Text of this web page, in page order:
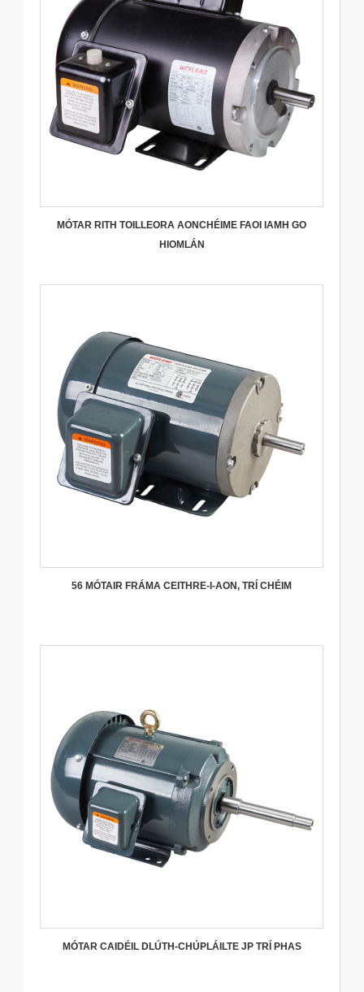
MÓTAR RITH TOILLEORA AONCHÉIME FAOI IAMH GO
HIOMLÁN
56 MÓTAIR FRÁMA CEITHRE-I-AON, TRÍ CHÉIM
MÓTAR CAIDÉIL DLÚTH-CHÚPLÁILTE JP TRÍ PHAS